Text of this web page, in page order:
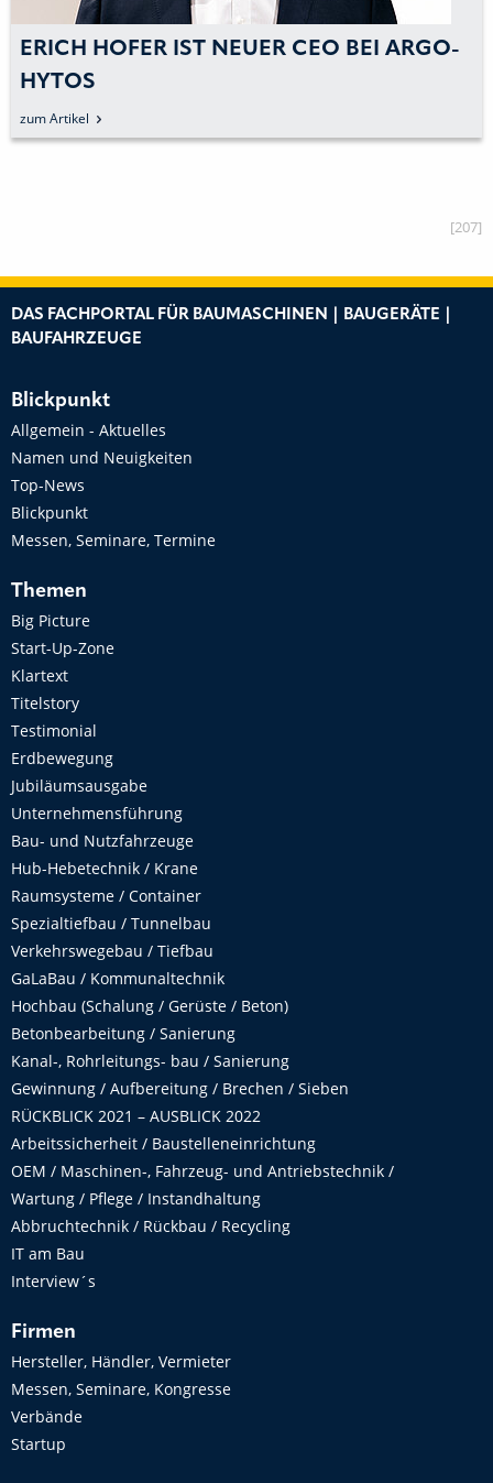
ERICH HOFER IST NEUER CEO BEI ARGO-
HYTOS
zum Artikel
[207]
DAS FACHPORTAL FÜR BAUMASCHINEN | BAUGERÄTE |
BAUFAHRZEUGE
Blickpunkt
Allgemein - Aktuelles
Namen und Neuigkeiten
Top-News
Blickpunkt
Messen, Seminare, Termine
Themen
Big Picture
Start-Up-Zone
Klartext
Titelstory
Testimonial
Erdbewegung
Jubiläumsausgabe
Unternehmensführung
Bau- und Nutzfahrzeuge
Hub-Hebetechnik / Krane
Raumsysteme / Container
Spezialtiefbau / Tunnelbau
Verkehrswegebau / Tiefbau
GaLaBau / Kommunaltechnik
Hochbau (Schalung / Gerüste / Beton)
Betonbearbeitung / Sanierung
Kanal-, Rohrleitungs- bau / Sanierung
Gewinnung / Aufbereitung / Brechen / Sieben
RÜCKBLICK 2021 – AUSBLICK 2022
Arbeitssicherheit / Baustelleneinrichtung
OEM / Maschinen-, Fahrzeug- und Antriebstechnik /
Wartung / Pflege / Instandhaltung
Abbruchtechnik / Rückbau / Recycling
IT am Bau
Interview´s
Firmen
Hersteller, Händler, Vermieter
Messen, Seminare, Kongresse
Verbände
Startup